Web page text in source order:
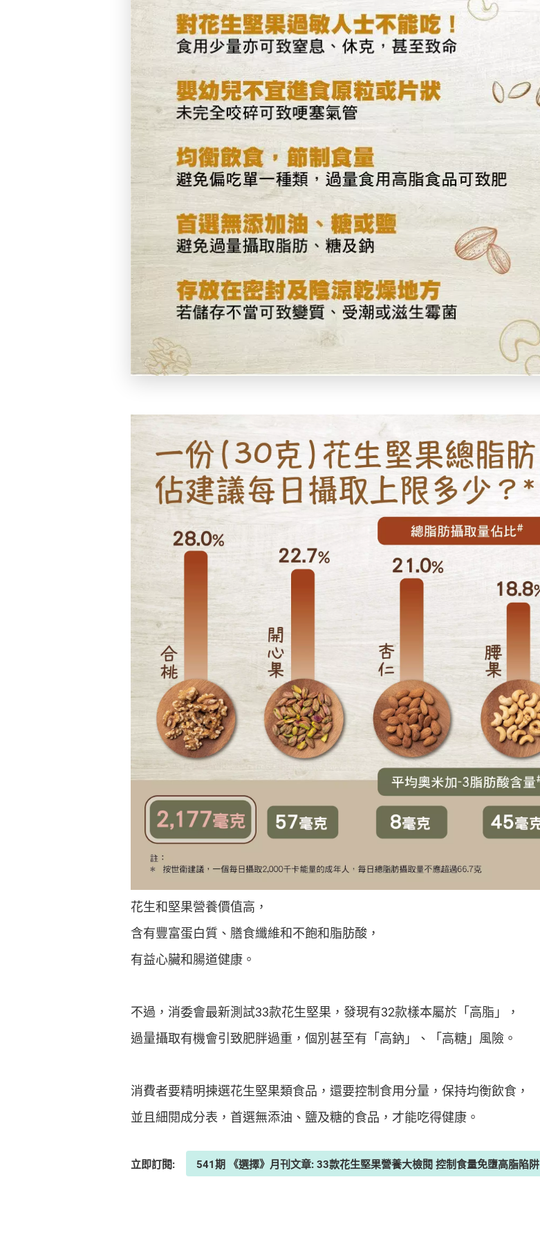
花生和堅果營養價值高，
含有豐富蛋白質、膳食纖維和不飽和脂肪酸，
有益心臟和腸道健康。
不過，消委會最新測試33款花生堅果，發現有32款樣本屬於「高脂」，
過量攝取有機會引致肥胖過重，個別甚至有「高鈉」、「高糖」風險。
消費者要精明揀選花生堅果類食品，還要控制食用分量，保持均衡飲食，
並且細閱成分表，首選無添油、鹽及糖的食品，才能吃得健康。
立即訂閱: 541期 《選擇》月刊文章: 33款花生堅果營養大檢閱 控制食量免墮高脂陷阱